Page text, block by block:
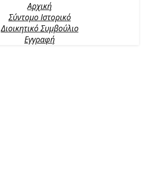
Αρχική
Σύντομο Ιστορικό
Διοικητικό Συμβούλιο
Εγγραφή